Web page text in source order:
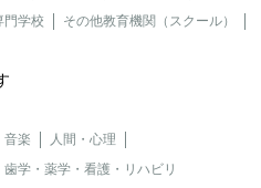
門学校
その他教育機関（スクール）
音楽
人間・心理
歯学・薬学・看護・リハビリ